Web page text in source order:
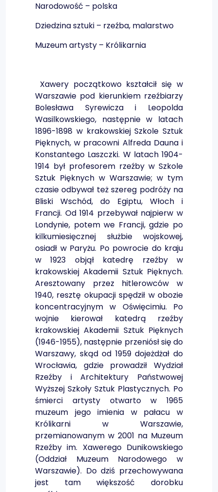
Narodowość – polska
Dziedzina sztuki – rzeźba, malarstwo
Muzeum artysty – Królikarnia
Xawery początkowo kształcił się w
Warszawie pod kierunkiem rzeźbiarzy
Bolesława Syrewicza i Leopolda
Wasilkowskiego, następnie w latach
1896-1898 w krakowskiej Szkole Sztuk
Pięknych, w pracowni Alfreda Dauna i
Konstantego Laszczki. W latach 1904-
1914 był profesorem rzeźby w Szkole
Sztuk Pięknych w Warszawie; w tym
czasie odbywał też szereg podróży na
Bliski Wschód, do Egiptu, Włoch i
Francji. Od 1914 przebywał najpierw w
Londynie, potem we Francji, gdzie po
kilkumiesięcznej służbie wojskowej,
osiadł w Paryżu. Po powrocie do kraju
w 1923 objął katedrę rzeźby w
krakowskiej Akademii Sztuk Pięknych.
Aresztowany przez hitlerowców w
1940, resztę okupacji spędził w obozie
koncentracyjnym w Oświęcimiu. Po
wojnie kierował katedrą rzeźby
krakowskiej Akademii Sztuk Pięknych
(1946-1955), następnie przeniósł się do
Warszawy, skąd od 1959 dojeżdżał do
Wrocławia, gdzie prowadził Wydział
Rzeźby i Architektury Państwowej
Wyższej Szkoły Sztuk Plastycznych. Po
śmierci artysty otwarto w 1965
muzeum jego imienia w pałacu w
Królikarni w Warszawie,
przemianowanym w 2001 na Muzeum
Rzeźby im. Xawerego Dunikowskiego
(Oddział Muzeum Narodowego w
Warszawie). Do dziś przechowywana
jest tam większość dorobku